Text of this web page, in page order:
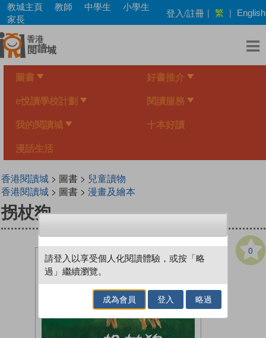
Skip
main
content
教城主頁 教師 中學生
小學生
家長
登入/註冊 | 繁 | English
圖書 好書推介
e悅讀學校計劃 閱讀服務
我的閱讀城 十本好讀
漫話生活
香港閱讀城> 圖書 > 兒童讀物
香港閱讀城> 圖書 > 漫畫及繪本
拐杖狗
0
請登入以享受個人化閱讀體驗，或按「略
過」繼續瀏覽。
成為會員 登入 略過